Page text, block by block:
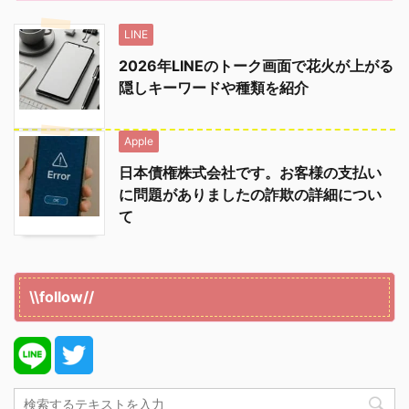
LINE
2026年LINEのトーク画面で花火が上がる
隠しキーワードや種類を紹介
Apple
日本債権株式会社です。お客様の支払い
に問題がありましたの詐欺の詳細につい
て
\\follow//